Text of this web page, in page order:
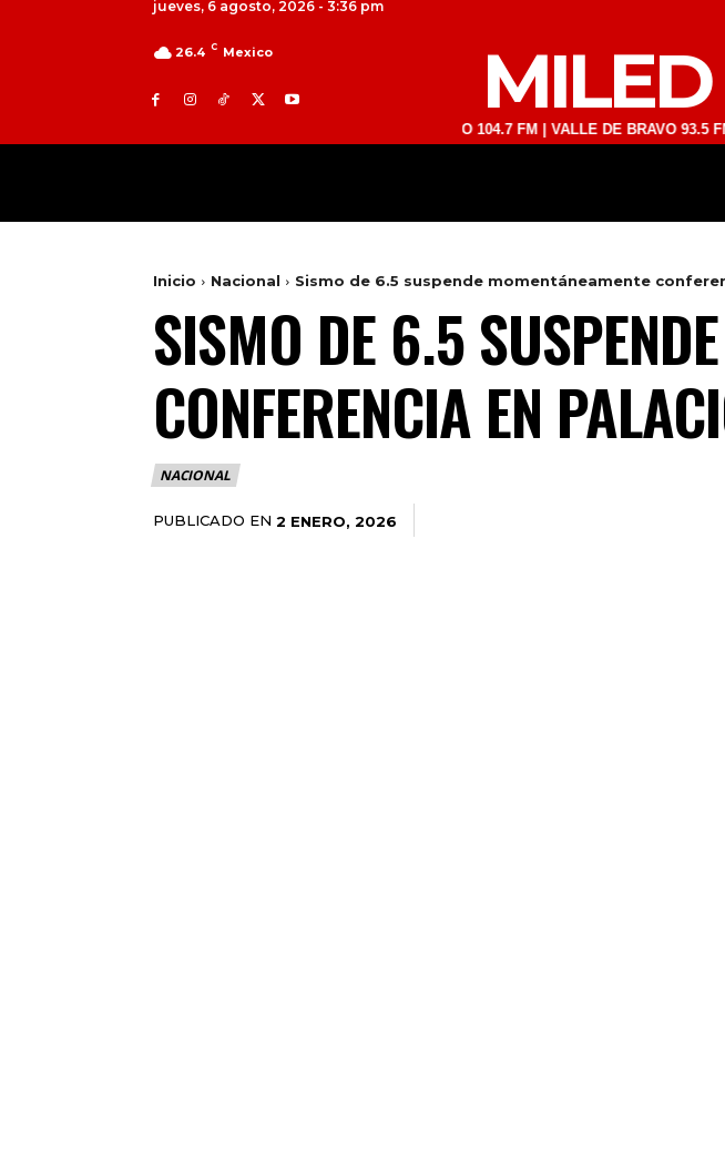
jueves, 6 agosto, 2026 - 3:36 pm
26.4 C Mexico
TOLUCA 98.9 FM | ATLACOMULCO 104.7 FM | VALLE DE BRAVO 93.5 FM |
Inicio Nacional Sismo de 6.5 suspende momentáneamente
SISMO DE 6.5
CONFERENCIA EN
NACIONAL
PUBLICADO EN 2 ENERO, 2026